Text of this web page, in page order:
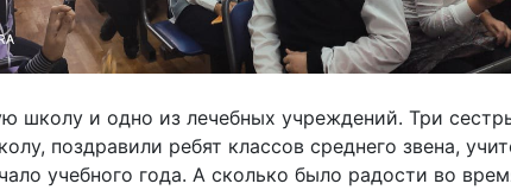
школу и одно из лечебных учреждений. Три
поздравили ребят классов среднего звена,
учебного года. А сколько было радости во